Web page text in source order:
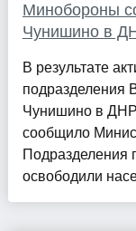
Минобороны
Чунишино в
В результате
подразделения
Чунишино в ДНР
сообщило
Подразделения
освободили